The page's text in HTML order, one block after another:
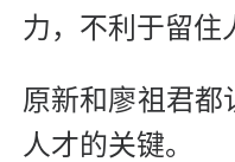
力，不利于留住
原新和廖祖君都
人才的关键。